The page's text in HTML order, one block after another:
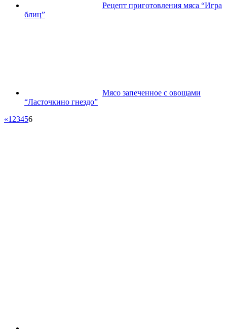
Рецепт приготовления мяса “Игра
блиц”
Мясо запеченное с овощами
“Ласточкино гнездо”
«1 23456